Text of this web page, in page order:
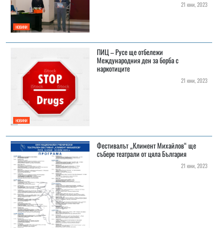
НОВИНИ
21 юни, 2023
НОВИНИ
ПИЦ – Русе ще отбележи
Международния ден за борба с
наркотиците
21 юни, 2023
Фестивалът „Климент Михайлов“ ще
събере театрали от цяла България
21 юни, 2023